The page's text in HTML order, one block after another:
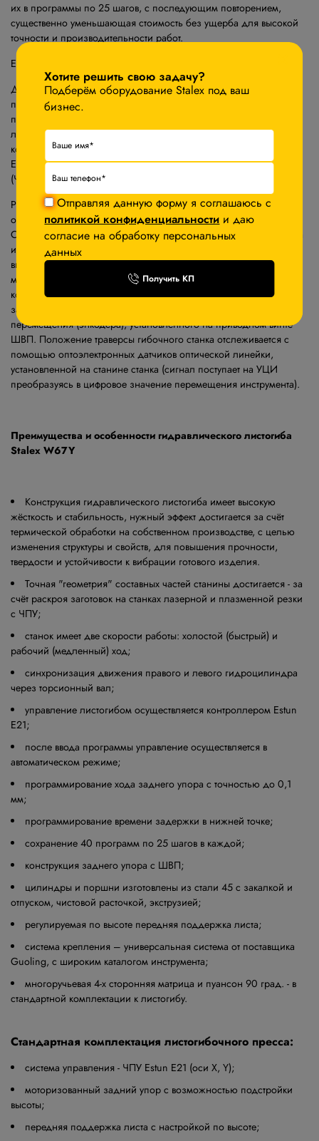
их в программы по 25 шагов, с последующим повторением,
существенно уменьшающая стоимость без ущерба для высокой
точности и производительности работ.
Е21 – с асинхронным двигателем для осей Y / X,
Датчик оптической линейки (установленной на станине станка)
передаёт показания положения вала, при необходимости это
положение по координате Y можно корректировать, регулируя
любой из 2ух гидроцилиндров, ослабляя узел и выводя
координату в необходимую точку/параметр при помощи УЦИ
Estun Е21 - контроллер с числовым программным управлением
(ЧПУ).
Регулировка по оси Y (ход траверсы) и X (ход заднего упора)
осуществляется высокоточными двигателями от контроллера.
Система позволяет отображать реальное положение осей станка
и избавить оператора от вычислительных ошибок, возможность
ввода значения математического ограничения движения
механизмов (задних упоров и траверсы). Значения измеряемых
координат отображаются на дисплее. Значение положения
заднего упора гибочного станка поступает с датчика
перемещения (энкодера), установленного на приводном винте
ШВП. Положение траверсы гибочного станка отслеживается с
помощью оптоэлектронных датчиков оптической линейки,
установленной на станине станка (сигнал поступает на УЦИ
преобразуясь в цифровое значение перемещения инструмента).
Преимущества и особенности гидравлического листогиба
Stalex W67Y
Конструкция гидравлического листогиба имеет высокую
жёсткость и стабильность, нужный эффект достигается за счёт
термической обработки на собственном производстве, с целью
изменения структуры и свойств, для повышения прочности,
твердости и устойчивости к вибрации готового изделия.
Точная "геометрия" составных частей станины достигается - за
счёт раскроя заготовок на станках лазерной и плазменной резки
с ЧПУ;
станок имеет две скорости работы: холостой (быстрый) и
рабочий (медленный) ход;
синхронизация движения правого и левого гидроцилиндра
через торсионный вал;
управление листогибом осуществляется контроллером Estun
E21;
после ввода программы управление осуществляется в
автоматическом режиме;
программирование хода заднего упора с точностью до 0,1
мм;
программирование времени задержки в нижней точке;
сохранение 40 программ по 25 шагов в каждой;
конструкция заднего упора с ШВП;
цилиндры и поршни изготовлены из стали 45 с закалкой и
отпуском, чистовой расточкой, экструзией;
регулируемая по высоте передняя поддержка листа;
система крепления – универсальная система от поставщика
Guoling, с широким каталогом инструмента;
многоручьевая 4-х сторонняя матрица и пуансон 90 град. - в
стандартной комплектации к листогибу.
Стандартная комплектация листогибочного пресса:
система управления - ЧПУ Estun E21 (оси X, Y);
моторизованный задний упор с возможностью подстройки
высоты;
передняя поддержка листа с настройкой по высоте;
Хотите решить свою задачу?
Подберём оборудование Stalex под ваш
бизнес.
Отправляя данную форму я соглашаюсь с
политикой конфиденциальности и даю
согласие на обработку персональных
данных
Получить КП